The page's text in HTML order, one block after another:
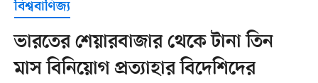
বিশ্ববাণিজ্য
ভারতের শেয়ারবাজার থেকে টানা তিন
মাস বিনিয়োগ প্রত্যাহার বিদেশিদের